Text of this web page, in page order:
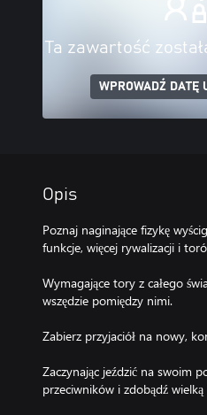
Ta zawartość
WPROWADŹ DATĘ
Opis
Poznaj naginające fizykę
funkcje, więcej rywalizacji i
Wymagające tory z całego
wszędzie pomiędzy nimi.
Zabierz przyjaciół na nowy,
Zaczynając jeździć na swoim
przeciwników i zdobądź wielką